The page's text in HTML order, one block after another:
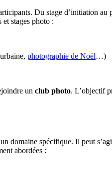
Du stage d’initiation
stages photo :
photographie de Noël…)
un club photo. L’objectif
domaine spécifique. Il peut
abordées :